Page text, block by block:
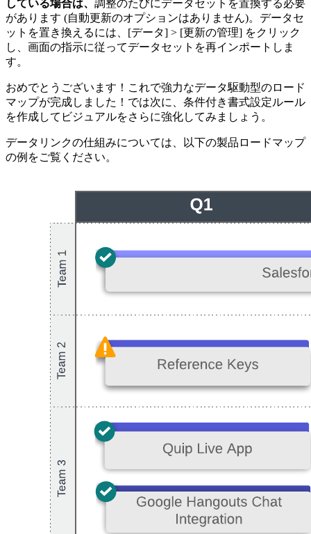
している場合は、 調整のたびにデータセットを置換する必要
があります (自動更新のオプションはありません)。データセ
ットを置き換えるには、[データ] > [更新の管理] をクリック
し、画面の指示に従ってデータセットを再インポートしま
す。
おめでとうございます！これで強力なデータ駆動型のロード
マップが完成しました！では次に、条件付き書式設定ルール
を作成してビジュアルをさらに強化してみましょう。
データリンクの仕組みについては、以下の製品ロードマップ
の例をご覧ください。